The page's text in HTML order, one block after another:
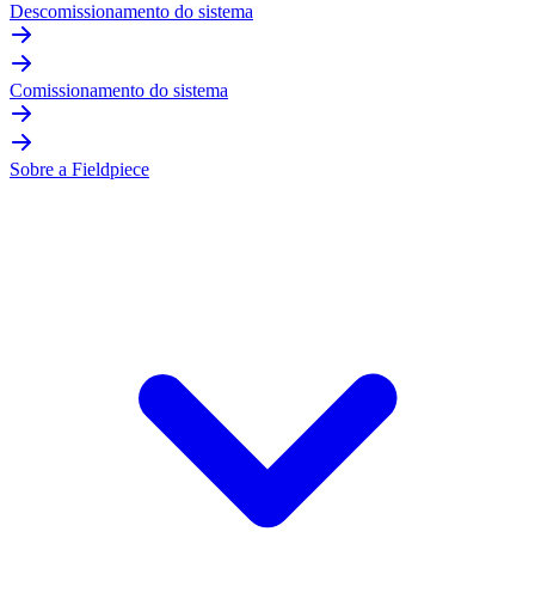
Descomissionamento do sistema
Comissionamento do sistema
Sobre a Fieldpiece